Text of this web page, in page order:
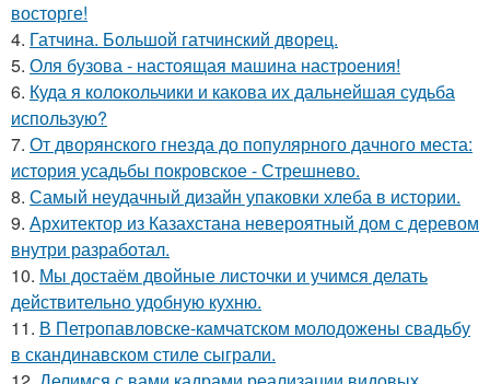
восторге!
4. Гатчина. Большой гатчинский дворец.
5. Оля бузова - настоящая машина настроения!
6. Куда я колокольчики и какова их дальнейшая судьба
использую?
7. От дворянского гнезда до популярного дачного места:
история усадьбы покровское - Стрешнево.
8. Самый неудачный дизайн упаковки хлеба в истории.
9. Архитектор из Казахстана невероятный дом с деревом
внутри разработал.
10. Мы достаём двойные листочки и учимся делать
действительно удобную кухню.
11. В Петропавловске-камчатском молодожены свадьбу
в скандинавском стиле сыграли.